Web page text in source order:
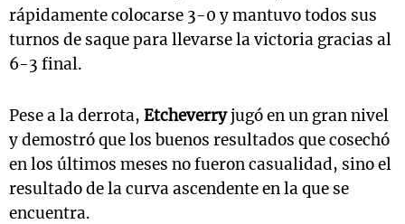
rápidamente colocarse 3-0 y mantuvo todos sus
turnos de saque para llevarse la victoria gracias al
6-3 final.
Pese a la derrota, Etcheverryjugó en un gran nivel
y demostró que los buenos resultados que cosechó
en los últimos meses no fueron casualidad, sino el
resultado de la curva ascendente en la que se
encuentra.